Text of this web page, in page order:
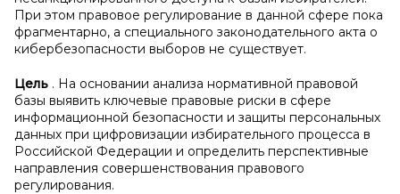
При этом правовое регулирование в данной сфере пока
фрагментарно, а специального законодательного акта о
кибербезопасности выборов не существует.
Цель . На основании анализа нормативной правовой
базы выявить ключевые правовые риски в сфере
информационной безопасности и защиты персональных
данных при цифровизации избирательного процесса в
Российской Федерации и определить перспективные
направления совершенствования правового
регулирования.